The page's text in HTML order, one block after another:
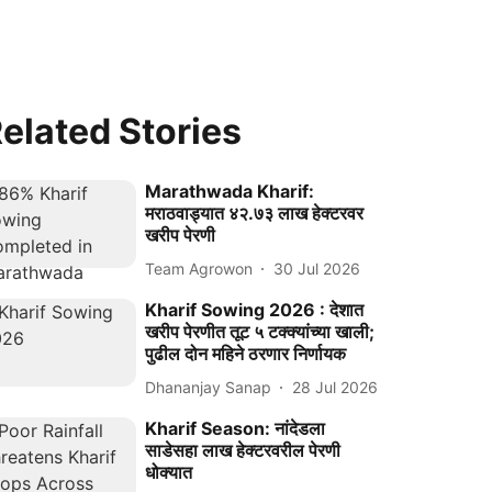
Stories
Marathwada Kharif:
मराठवाड्यात ४२.७३ लाख हेक्टरवर
खरीप पेरणी
Team Agrowon 30 Jul 2026
Kharif Sowing 2026 : देशात
खरीप पेरणीत तूट ५ टक्क्यांच्या खाली;
पुढील दोन महिने ठरणार निर्णायक
Dhananjay Sanap 28 Jul 2026
Kharif Season: नांदेडला
साडेसहा लाख हेक्टरवरील पेरणी
धोक्यात